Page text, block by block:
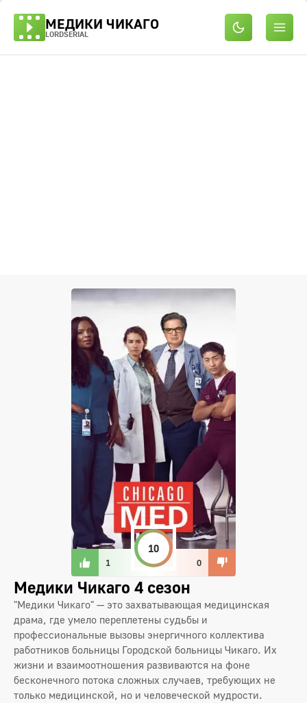
МЕДИКИ ЧИКАГО
LORDSERIAL
1
10
0
Медики Чикаго 4 сезон
"Медики Чикаго" — это захватывающая медицинская
драма, где умело переплетены судьбы и
профессиональные вызовы энергичного коллектива
работников больницы Городской больницы Чикаго. Их
жизни и взаимоотношения развиваются на фоне
бесконечного потока сложных случаев, требующих не
только медицинской, но и человеческой мудрости.